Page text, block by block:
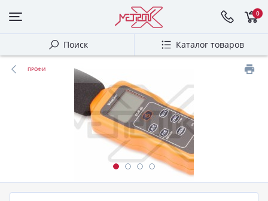
0
Поиск Каталог товаров
ПРОФИ